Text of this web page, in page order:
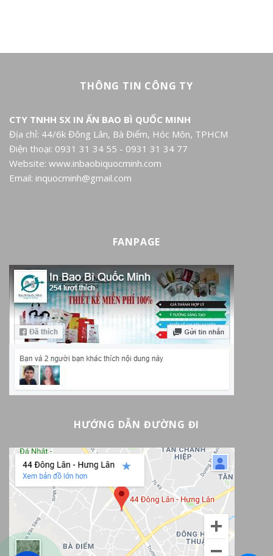
THÔNG TIN CÔNG TY
CTY TNHH SX IN ẤN BAO BÌ QUỐC MINH
Địa chỉ: 44/6k Đông Lân, Bà Điểm, Hóc Môn, TPHCM
Điện thoại: 0931 31 34 55 - 0931 31 34 77
Website: www.inbaobiquocminh.com
Email: inquocminh@gmail.com
FANPAGE
HƯỚNG DẪN ĐƯỜNG ĐI